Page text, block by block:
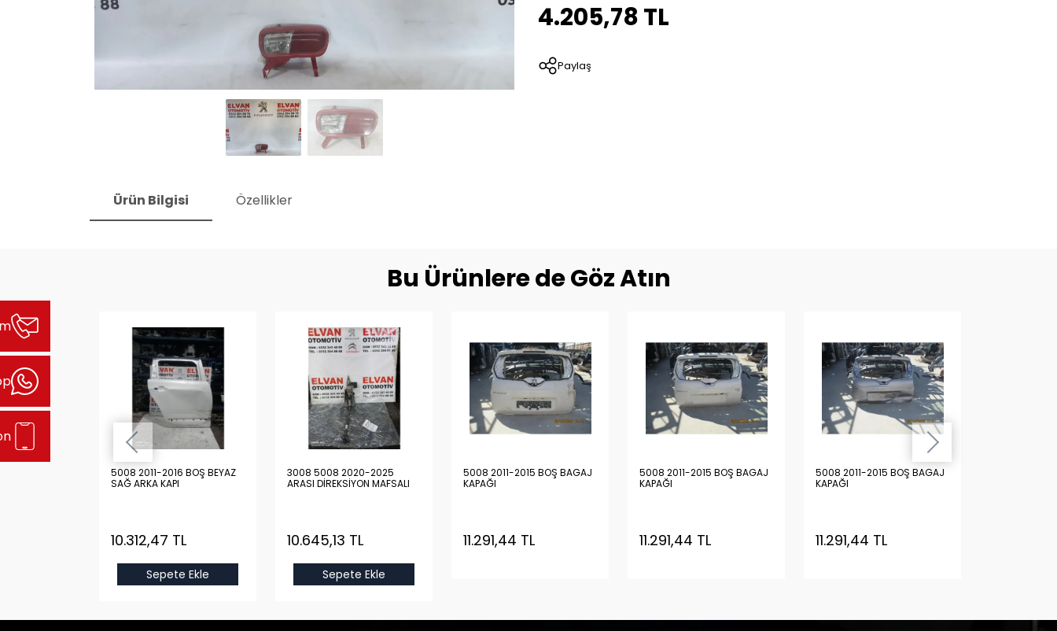
4.205,78 TL
Paylaş
Ürün Bilgisi Özellikler
Bu Ürünlere de Göz Atın
5008 2011-2016 BOŞ BEYAZ
SAĞ ARKA KAPI
10.312,47 TL
Sepete Ekle
3008 5008 2020-2025
ARASI DİREKSİYON MAFSALI
10.645,13 TL
Sepete Ekle
5008 2011-2015 BOŞ BAGAJ
KAPAĞI
11.291,44 TL
5008 2011-2015 BOŞ BAGAJ
KAPAĞI
11.291,44 TL
5008 2011-2015 BOŞ BAGAJ
KAPAĞI
11.291,44 TL